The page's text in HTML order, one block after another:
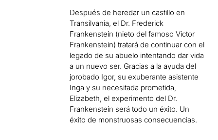
Después de heredar un castillo en
Transilvania, el Dr. Frederick
Frankenstein (nieto del famoso Víctor
Frankenstein) tratará de continuar con el
legado de su abuelo intentando dar vida
a un nuevo ser. Gracias a la ayuda del
jorobado Igor, su exuberante asistente
Inga y su necesitada prometida,
Elizabeth, el experimento del Dr.
Frankenstein será todo un éxito. Un
éxito de monstruosas consecuencias.